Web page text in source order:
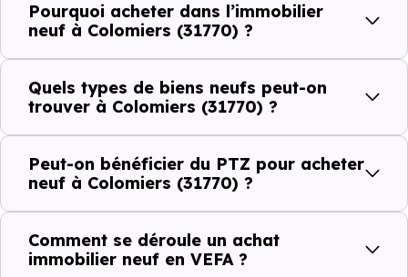
Côté cadre de vie, Colomiers (31770) dispose de 128
commerces, 151 professions médicales et 38
établissements scolaires. Des équipements du quotidien
qui constituent autant d'arguments concrets pour habiter
ou investir dans la commune.
Combien coûte un logement à Colomiers
(31770) ?
C'est souvent la première question. Voici les repères de
Pourquoi acheter dans l’immobilier
neuf à Colomiers (31770) ?
Quels types de biens neufs peut-on
trouver à Colomiers (31770) ?
Peut-on bénéficier du PTZ pour acheter
neuf à Colomiers (31770) ?
Comment se déroule un achat
immobilier neuf en VEFA ?